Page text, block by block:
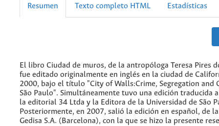
Resumen Texto completo HTML Estadísticas
El libro Ciudad de muros, de la antropóloga Teresa Pires
fue editado originalmente en inglés en la ciudad de
2000, bajo el título "City of Walls:Crime, Segregation and
São Paulo". Simultáneamente tuvo una edición traducida
la editorial 34 Ltda y la Editora de la Universidad de São
Posteriormente, en 2007, salió la edición en español, de
Gedisa S.A. (Barcelona), con la que se hizo la presente